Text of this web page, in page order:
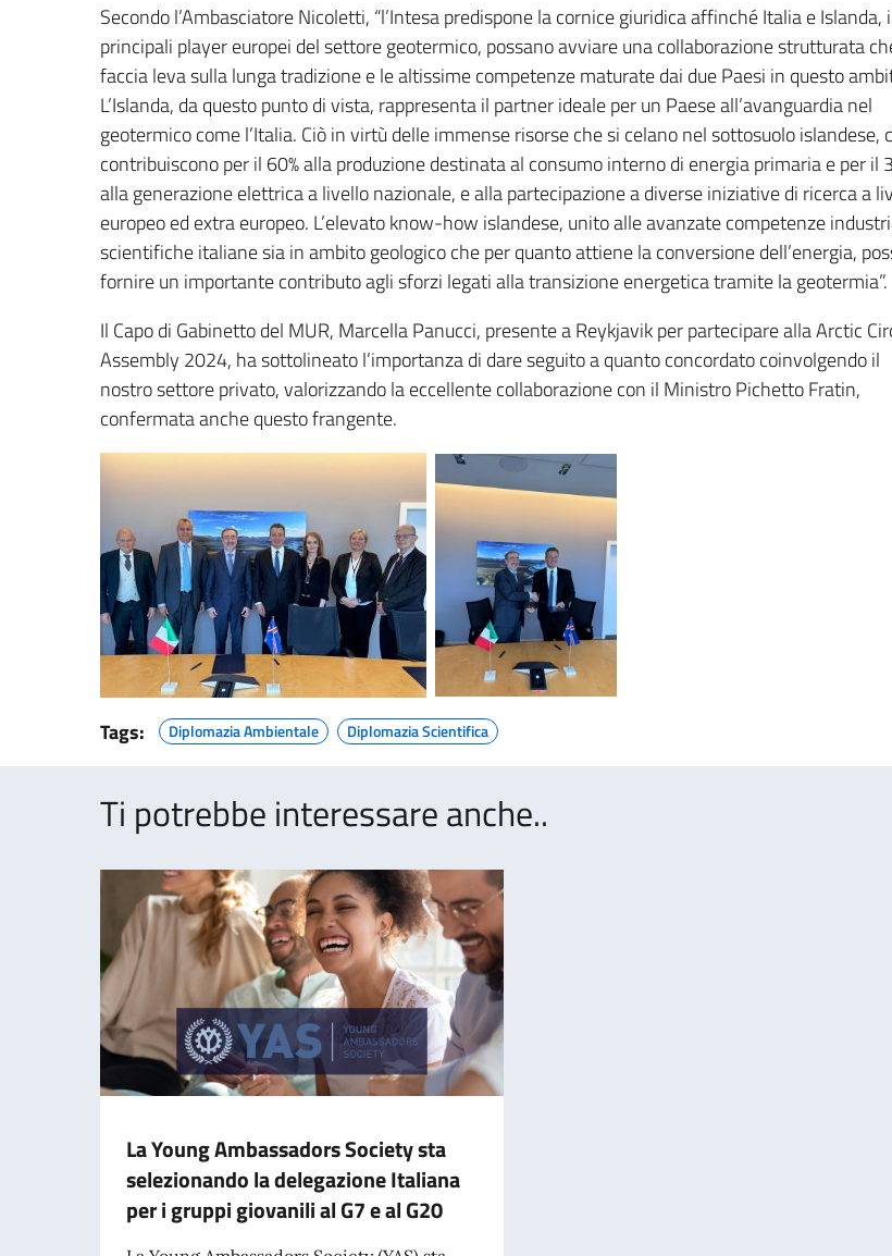
Secondo l’Ambasciatore Nicoletti, “l’Intesa predispone la cornice giuridica affinché Italia e Islanda,
principali player europei del settore geotermico, possano avviare una collaborazione strutturata
faccia leva sulla lunga tradizione e le altissime competenze maturate dai due Paesi in questo
L’Islanda, da questo punto di vista, rappresenta il partner ideale per un Paese all’avanguardia nel
geotermico come l’Italia. Ciò in virtù delle immense risorse che si celano nel sottosuolo islandese,
contribuiscono per il 60% alla produzione destinata al consumo interno di energia primaria e per il
alla generazione elettrica a livello nazionale, e alla partecipazione a diverse iniziative di ricerca a
europeo ed extra europeo. L’elevato know-how islandese, unito alle avanzate competenze
scientifiche italiane sia in ambito geologico che per quanto attiene la conversione dell’energia,
fornire un importante contributo agli sforzi legati alla transizione energetica tramite la geotermia”.
Il Capo di Gabinetto del MUR, Marcella Panucci, presente a Reykjavik per partecipare alla Arctic
Assembly 2024, ha sottolineato l’importanza di dare seguito a quanto concordato coinvolgendo il
nostro settore privato, valorizzando la eccellente collaborazione con il Ministro Pichetto Fratin,
confermata anche questo frangente.
Tags: Diplomazia Ambientale Diplomazia Scientifica
Ti potrebbe interessare anche..
La Young Ambassadors Society sta
selezionando la delegazione Italiana
per i gruppi giovanili al G7 e al G20